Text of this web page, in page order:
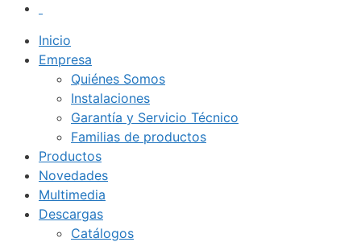
Inicio
Empresa
Quiénes Somos
Instalaciones
Garantía y Servicio Técnico
Familias de productos
Productos
Novedades
Multimedia
Descargas
Catálogos